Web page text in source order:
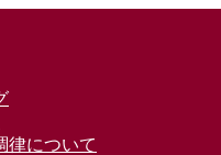
律について